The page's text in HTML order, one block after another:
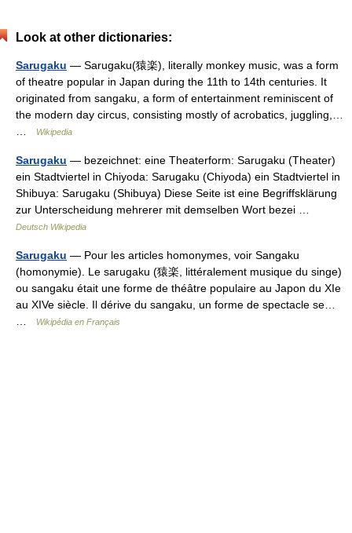
Look at other dictionaries:
Sarugaku — Sarugaku(猿楽), literally monkey music, was a form
of theatre popular in Japan during the 11th to 14th centuries. It
originated from sangaku, a form of entertainment reminiscent of
the modern day circus, consisting mostly of acrobatics, juggling,…
Wikipedia
Sarugaku — bezeichnet: eine Theaterform: Sarugaku (Theater)
ein Stadtviertel in Chiyoda: Sarugaku (Chiyoda) ein Stadtviertel in
Shibuya: Sarugaku (Shibuya) Diese Seite ist eine Begriffsklärung
zur Unterscheidung mehrerer mit demselben Wort bezei …
Deutsch Wikipedia
Sarugaku — Pour les articles homonymes, voir Sangaku
(homonymie). Le sarugaku (猿楽, littéralement musique du singe)
ou sangaku était une forme de théâtre populaire au Japon du XIe
au XIVe siècle. Il dérive du sangaku, un forme de spectacle se…
Wikipédia en Français